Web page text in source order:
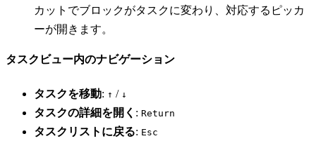
カットでブロックがタスクに変わり、対応するピッカ
ーが開きます。
タスクビュー内のナビゲーション
タスクを移動: ↑ / ↓
タスクの詳細を開く : Return
タスクリストに戻る: Esc